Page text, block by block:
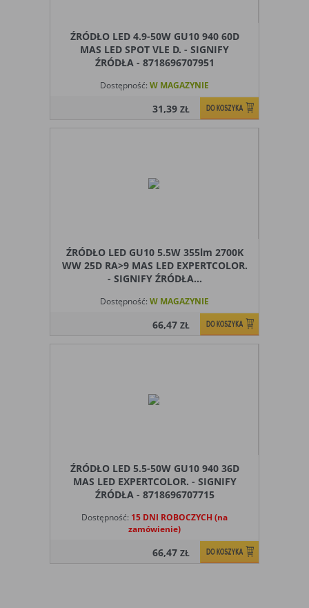
ŹRÓDŁO LED 4.9-50W GU10 940 60D
MAS LED SPOT VLE D. - SIGNIFY
ŹRÓDŁA - 8718696707951
Dostępność: W MAGAZYNIE
31,39ZŁ
ŹRÓDŁO LED GU10 5.5W 355lm 2700K
WW 25D RA>9 MAS LED EXPERTCOLOR.
- SIGNIFY ŹRÓDŁA...
Dostępność: W MAGAZYNIE
66,47ZŁ
ŹRÓDŁO LED 5.5-50W GU10 940 36D
MAS LED EXPERTCOLOR. - SIGNIFY
ŹRÓDŁA - 8718696707715
Dostępność: 15 DNI ROBOCZYCH (na
zamówienie)
66,47ZŁ